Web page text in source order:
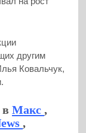
другим
Ковальчук,
вМакс,
,